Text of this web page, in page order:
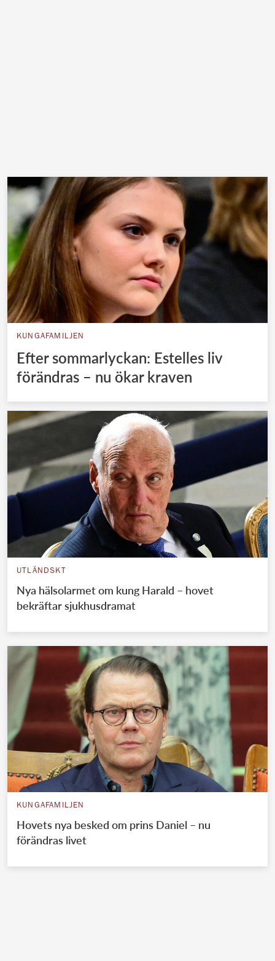
KUNGAFAMILJEN
Efter sommarlyckan: Estelles liv
förändras – nu ökar kraven
UTLÄNDSKT
Nya hälsolarmet om kung Harald – hovet
bekräftar sjukhusdramat
KUNGAFAMILJEN
Hovets nya besked om prins Daniel – nu
förändras livet